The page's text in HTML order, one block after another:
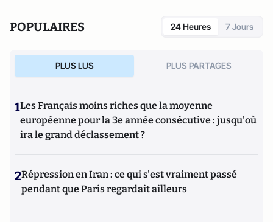
POPULAIRES 24 Heures 7 Jours
PLUS LUS PLUS PARTAGES
1Les Français moins riches que la moyenne
européenne pour la 3e année consécutive : jusqu'où
ira le grand déclassement ?
2Répression en Iran : ce qui s'est vraiment passé
pendant que Paris regardait ailleurs